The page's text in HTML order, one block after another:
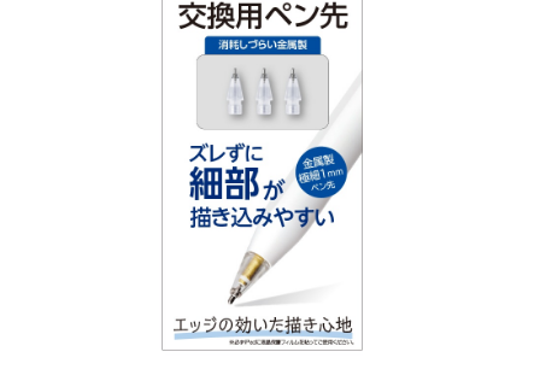
Apple PencilやTPENシリーズに
使える交換用ペン先です。
『エッジの効いた描き心地』
直径1mmの金属製極細ペン先でズレにくく
イラストの細部や細かい文字も描きやすい。
金属製で消耗しづらく長寿命です。